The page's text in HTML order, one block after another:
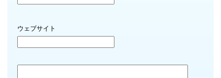
ウェブサイト